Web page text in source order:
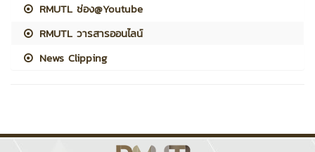
RMUTL ช่อง@Youtube
RMUTL วารสารออนไลน์
News Clipping